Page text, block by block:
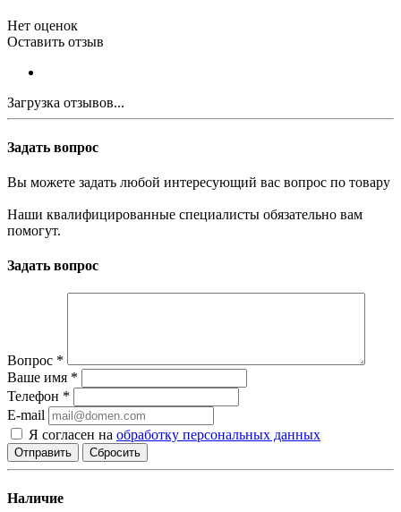
Нет оценок
Оставить отзыв
Загрузка отзывов...
Задать вопрос
Вы можете задать любой интересующий вас вопрос по товару
Наши квалифицированные специалисты обязательно вам
помогут.
Задать вопрос
Вопрос *
Ваше имя *
Телефон *
E-mail
Я согласен на обработку персональных данных
Сбросить
Наличие